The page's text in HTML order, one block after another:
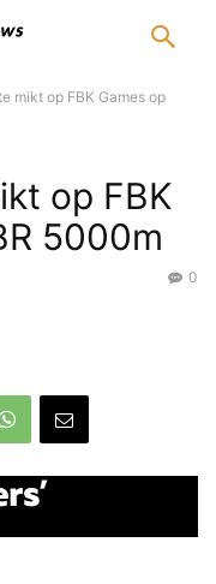
mikt op FBK Games op
op FBK
5000m
0